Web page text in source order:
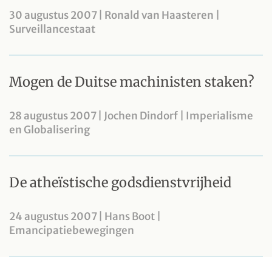
30 augustus 2007 | Ronald van Haasteren |
Surveillancestaat
Mogen de Duitse machinisten staken?
28 augustus 2007 | Jochen Dindorf | Imperialisme
en Globalisering
De atheïstische godsdienstvrijheid
24 augustus 2007 | Hans Boot |
Emancipatiebewegingen